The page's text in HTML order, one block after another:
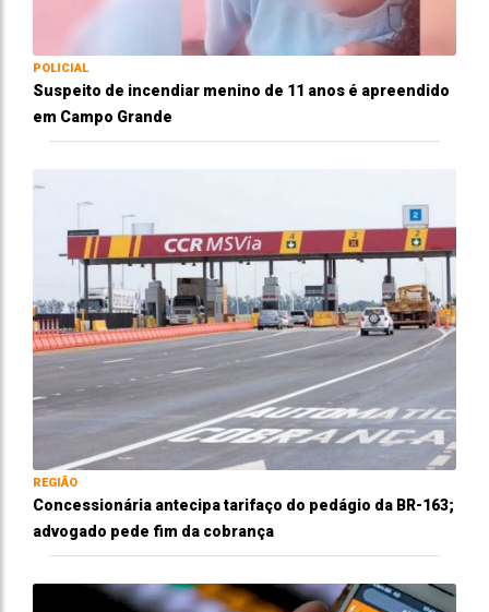
POLICIAL
Suspeito de incendiar menino de 11 anos é apreendido
em Campo Grande
REGIÃO
Concessionária antecipa tarifaço do pedágio da BR-163;
advogado pede fim da cobrança